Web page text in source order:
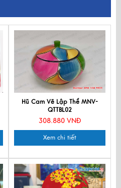
Hũ Cam Vẽ Lập Thể MNV-
QTTBL02
308.880 VNĐ
Xem chi tiết